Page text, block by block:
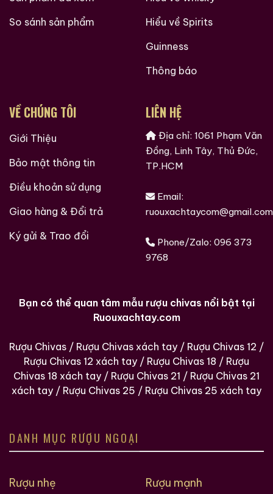
Hàng Ngàn Khách Hàng Của ruouxachtay.com
Ruouxachtay.com
So sánh sản phẩm
Hiểu về Spirits
Guinness
Thông báo
VỀ CHÚNG TÔI
Giới Thiệu
Bảo mật thông tin
Điều khoản sử dụng
Giao hàng & Đổi trả
Ký gửi & Trao đổi
LIÊN HỆ
Địa chỉ: 1061 Phạm Văn
Đồng, Linh Tây, Thủ Đức,
TP.HCM
Email:
ruouxachtaycom@gmail.com
Phone/Zalo: 096 373
9768
Bạn có thể quan tâm mẫu rượu chivas nổi bật tại
Ruouxachtay.com
Rượu Chivas / Rượu Chivas xách tay / Rượu Chivas 12 /
Rượu Chivas 12 xách tay / Rượu Chivas 18 / Rượu
Chivas 18 xách tay / Rượu Chivas 21 / Rượu Chivas 21
xách tay / Rượu Chivas 25 / Rượu Chivas 25 xách tay
DANH MỤC RƯỢU NGOẠI
Rượu nhẹ Rượu mạnh